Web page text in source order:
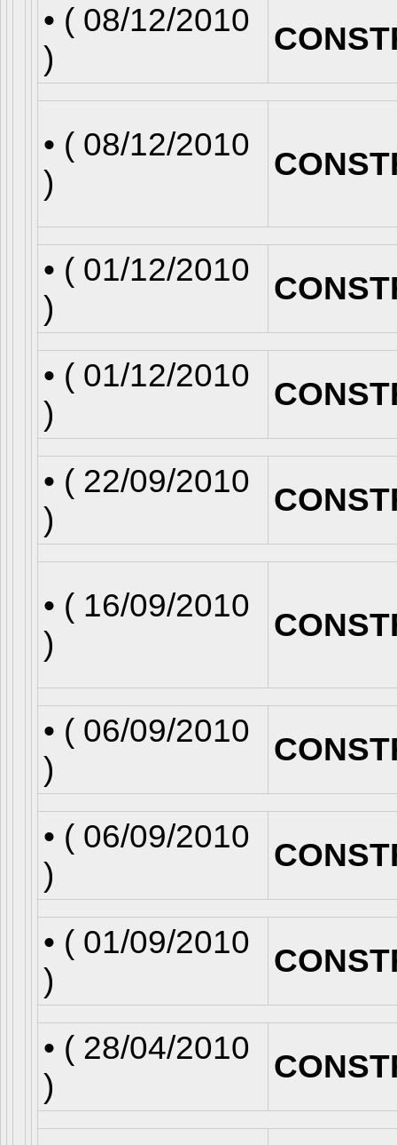
• ( 08/12/2010
)
• ( 08/12/2010
)
• ( 01/12/2010
)
• ( 01/12/2010
)
• ( 22/09/2010
)
• ( 16/09/2010
)
• ( 06/09/2010
)
• ( 06/09/2010
)
• ( 01/09/2010
)
• ( 28/04/2010
)